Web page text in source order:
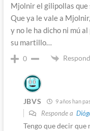
Mjolnir el gilipollas que
Que ya le vale a
y no le ha dicho ni mú
su martillo…
0
JBVS 9 años han
Responde a
Tengo que decir que